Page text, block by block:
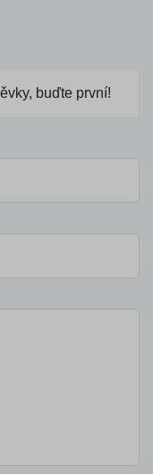
buďte první!